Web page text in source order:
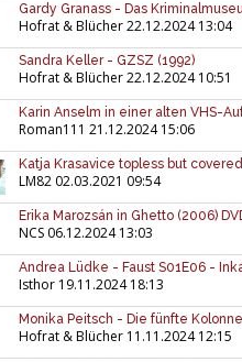
Gardy Granass - Das
Hofrat & Blücher22.12.2024 13:04
Sandra Keller - GZSZ (1992)
Hofrat & Blücher22.12.2024 10:51
Karin Anselm in einer alten VHS-
Roman111 21.12.2024 15:06
Katja Krasavice topless but
LM82 02.03.2021 09:54
Erika Marozsán in Ghetto (2006)
NCS 06.12.2024 13:03
Andrea Lüdke - Faust S01E06 -
Isthor 19.11.2024 18:13
Monika Peitsch - Die fünfte
Hofrat & Blücher 11.11.2024 12:15